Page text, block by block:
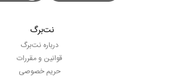
نت‌برگ
درباره نت‌برگ
قوانین و مقررات
حریم خصوصی